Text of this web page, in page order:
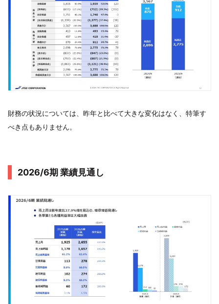
財務の状況については、昨年と比べて大きな変化はなく、特筆す
べき点もありません。
2026/6期 業績見通し